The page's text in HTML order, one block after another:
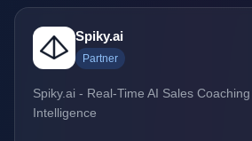
Spiky.ai
Partner
Spiky.ai - Real-Time AI Sales
Intelligence